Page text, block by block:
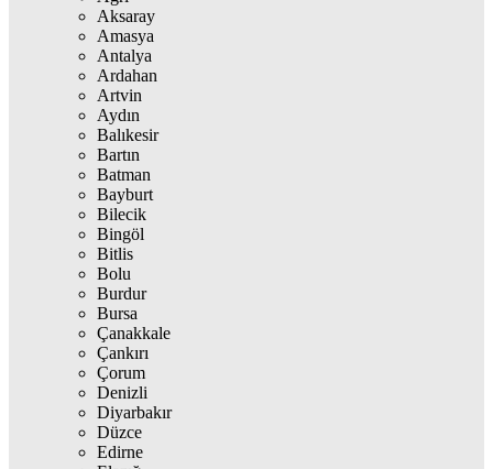
Aksaray
Amasya
Antalya
Ardahan
Artvin
Aydın
Balıkesir
Bartın
Batman
Bayburt
Bilecik
Bingöl
Bitlis
Bolu
Burdur
Bursa
Çanakkale
Çankırı
Çorum
Denizli
Diyarbakır
Düzce
Edirne